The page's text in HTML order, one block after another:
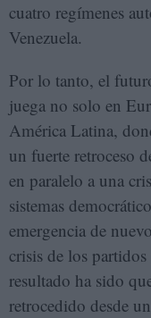
cuatro regímenes
Venezuela.
Por lo tanto, el
juega no solo en
América Latina,
un fuerte retroceso
en paralelo a una
sistemas
emergencia de
crisis de los
resultado ha sido
retrocedido desde